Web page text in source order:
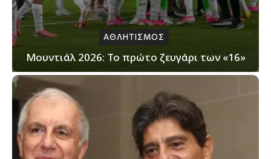
ΑΘΛΗΤΙΣΜΟΣ
Μουντιάλ 2026: Το πρώτο ζευγάρι των «16»